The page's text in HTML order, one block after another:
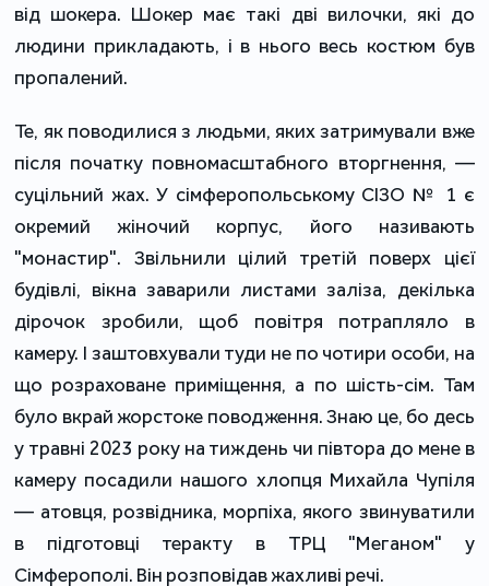
від шокера. Шокер має такі дві вилочки, які до
людини прикладають, і в нього весь костюм був
пропалений.
Те, як поводилися з людьми, яких затримували вже
після початку повномасштабного вторгнення, —
суцільний жах. У сімферопольському СІЗО № 1 є
окремий жіночий корпус, його називають
"монастир". Звільнили цілий третій поверх цієї
будівлі, вікна заварили листами заліза, декілька
дірочок зробили, щоб повітря потрапляло в
камеру. І заштовхували туди не по чотири особи, на
що розраховане приміщення, а по шість-сім. Там
було вкрай жорстоке поводження. Знаю це, бо десь
у травні 2023 року на тиждень чи півтора до мене в
камеру посадили нашого хлопця Михайла Чупіля
— атовця, розвідника, морпіха, якого звинуватили
в підготовці теракту в ТРЦ "Меганом" у
Сімферополі. Він розповідав жахливі речі.